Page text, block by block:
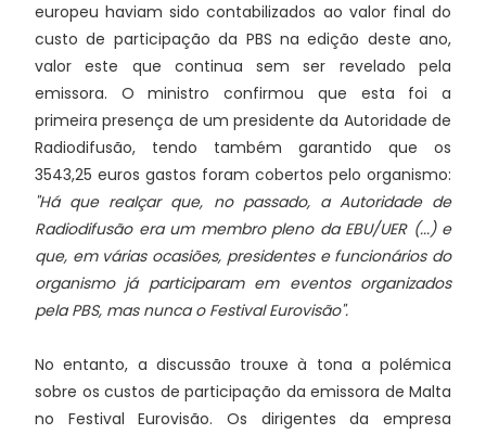
europeu haviam sido contabilizados ao valor final do
custo de participação da PBS na edição deste ano,
valor este que continua sem ser revelado pela
emissora. O ministro confirmou que esta foi a
primeira presença de um presidente da Autoridade de
Radiodifusão, tendo também garantido que os
3543,25 euros gastos foram cobertos pelo organismo:
"Há que realçar que, no passado, a Autoridade de
Radiodifusão era um membro pleno da EBU/UER (...) e
que, em várias ocasiões, presidentes e funcionários do
organismo já participaram em eventos organizados
pela PBS, mas nunca o Festival Eurovisão".
No entanto, a discussão trouxe à tona a polémica
sobre os custos de participação da emissora de Malta
no Festival Eurovisão. Os dirigentes da empresa